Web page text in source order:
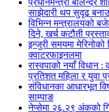
प्रधानमन्त्री बालेन्द्र
साझेदारी थप सुदृढ
विभिन्न मन्त्रालयको
दिने, खर्च कटौती
इन्जुरी समयमा मेरिनोको
क्वाटरफाइनलमा
रास्वपाको नयाँ विधान
प्रतिशत महिला र युवा
संविधानका आधारभूत
साम्पाङ
नेप्सेमा २६.२९ अंकको